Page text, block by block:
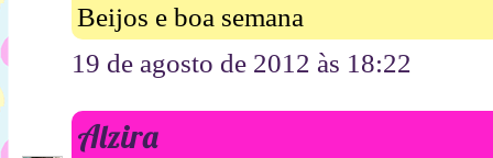
Beijos e boa semana
19 de agosto de 2012 às 18:22
Alzira